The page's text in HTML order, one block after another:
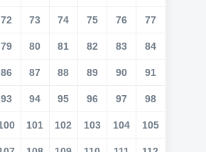
72 73 74 75 76 77
79 80 81 82 83 84
86 87 88 89 90 91
93 94 95 96 97 98
101 102 103 104 105